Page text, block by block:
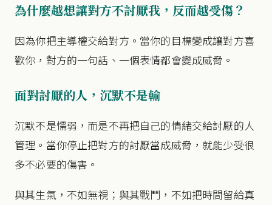
為什麼越想讓對方不討厭我，反而越受傷？
因為你把主導權交給對方。當你的目標變成讓對方喜
歡你，對方的一句話、一個表情都會變成威脅。
面對討厭的人，沉默不是輸
沉默不是懦弱，而是不再把自己的情緒交給討厭的人
管理。當你停止把對方的討厭當成威脅，就能少受很
多不必要的傷害。
與其生氣，不如無視；與其戰鬥，不如把時間留給真